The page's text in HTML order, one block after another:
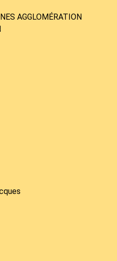
AGGLOMÉRATION